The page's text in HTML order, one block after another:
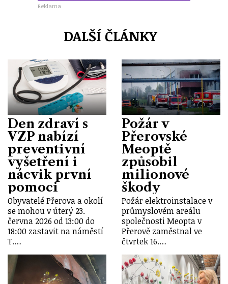
Reklama
DALŠÍ ČLÁNKY
Den zdraví s
VZP nabízí
preventivní
vyšetření i
nácvik první
pomoci
Obyvatelé Přerova a okolí
se mohou v úterý 23.
června 2026 od 13:00 do
18:00 zastavit na náměstí
T.…
Požár v
Přerovské
Meoptě
způsobil
milionové
škody
Požár elektroinstalace v
průmyslovém areálu
společnosti Meopta v
Přerově zaměstnal ve
čtvrtek 16.…